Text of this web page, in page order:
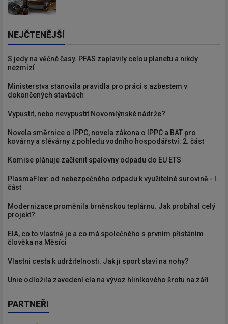
NEJČTENĚJŠÍ
S jedy na věčné časy. PFAS zaplavily celou planetu a nikdy
nezmizí
Ministerstva stanovila pravidla pro práci s azbestem v
dokončených stavbách
Vypustit, nebo nevypustit Novomlýnské nádrže?
Novela směrnice o IPPC, novela zákona o IPPC a BAT pro
kovárny a slévárny z pohledu vodního hospodářství: 2. část
Komise plánuje začlenit spalovny odpadu do EU ETS
PlasmaFlex: od nebezpečného odpadu k využitelné surovině - I.
část
Modernizace proměnila brněnskou teplárnu. Jak probíhal celý
projekt?
EIA, co to vlastně je a co má společného s prvním přistáním
člověka na Měsíci
Vlastní cesta k udržitelnosti. Jak ji sport staví na nohy?
Unie odložila zavedení cla na vývoz hliníkového šrotu na září
PARTNEŘI